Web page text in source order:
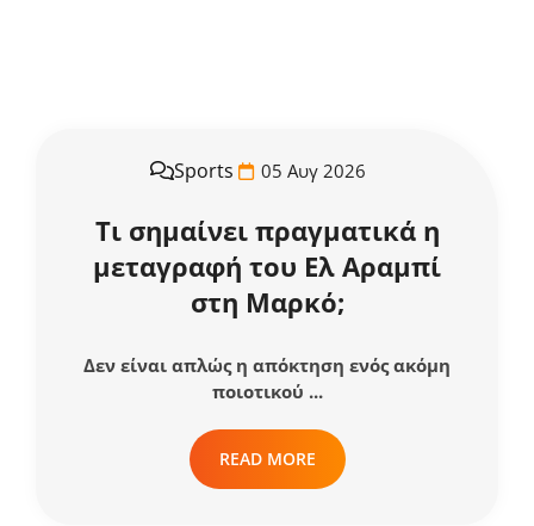
Sports 05 Αυγ 2026
Τι σημαίνει πραγματικά η
μεταγραφή του Ελ Αραμπί
στη Μαρκό;
Δεν είναι απλώς η απόκτηση ενός ακόμη
ποιοτικού ...
READ MORE